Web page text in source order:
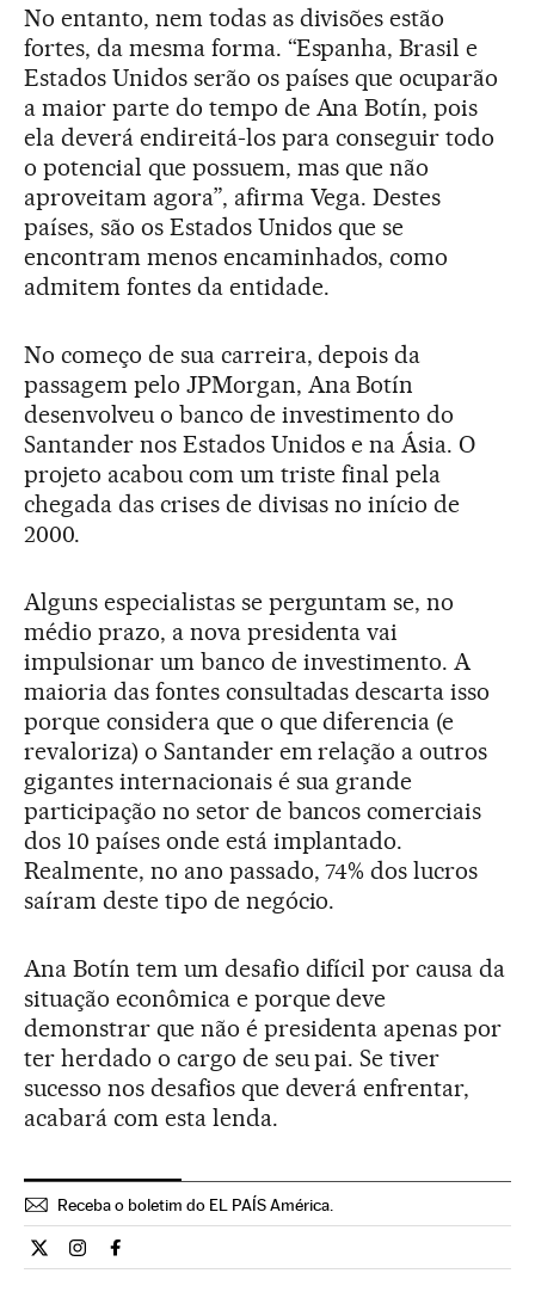
No entanto, nem todas as divisões estão
fortes, da mesma forma. “Espanha, Brasil e
Estados Unidos serão os países que ocuparão
a maior parte do tempo de Ana Botín, pois
ela deverá endireitá-los para conseguir todo
o potencial que possuem, mas que não
aproveitam agora”, afirma Vega. Destes
países, são os Estados Unidos que se
encontram menos encaminhados, como
admitem fontes da entidade.
No começo de sua carreira, depois da
passagem pelo JPMorgan, Ana Botín
desenvolveu o banco de investimento do
Santander nos Estados Unidos e na Ásia. O
projeto acabou com um triste final pela
chegada das crises de divisas no início de
2000.
Alguns especialistas se perguntam se, no
médio prazo, a nova presidenta vai
impulsionar um banco de investimento. A
maioria das fontes consultadas descarta isso
porque considera que o que diferencia (e
revaloriza) o Santander em relação a outros
gigantes internacionais é sua grande
participação no setor de bancos comerciais
dos 10 países onde está implantado.
Realmente, no ano passado, 74% dos lucros
saíram deste tipo de negócio.
Ana Botín tem um desafio difícil por causa da
situação econômica e porque deve
demonstrar que não é presidenta apenas por
ter herdado o cargo de seu pai. Se tiver
sucesso nos desafios que deverá enfrentar,
acabará com esta lenda.
Receba o boletim do EL PAÍS América.
Economia El País Brasil en Twitter
Economia El País Brasil en Instagram
Economia El País Brasil en Facebook